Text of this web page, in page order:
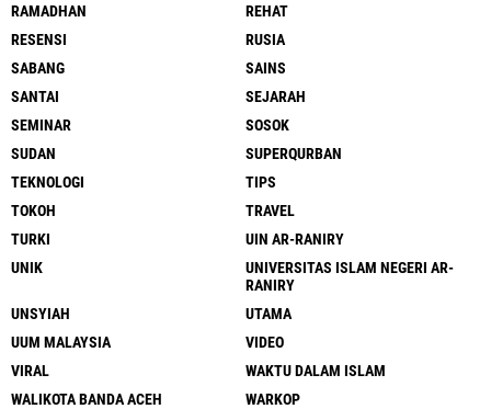
RAMADHAN
REHAT
RESENSI
RUSIA
SABANG
SAINS
SANTAI
SEJARAH
SEMINAR
SOSOK
SUDAN
SUPERQURBAN
TEKNOLOGI
TIPS
TOKOH
TRAVEL
TURKI
UIN AR-RANIRY
UNIK
UNIVERSITAS ISLAM NEGERI AR-
RANIRY
UNSYIAH
UTAMA
UUM MALAYSIA
VIDEO
VIRAL
WAKTU DALAM ISLAM
WALIKOTA BANDA ACEH
WARKOP